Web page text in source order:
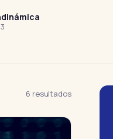
6 resultados